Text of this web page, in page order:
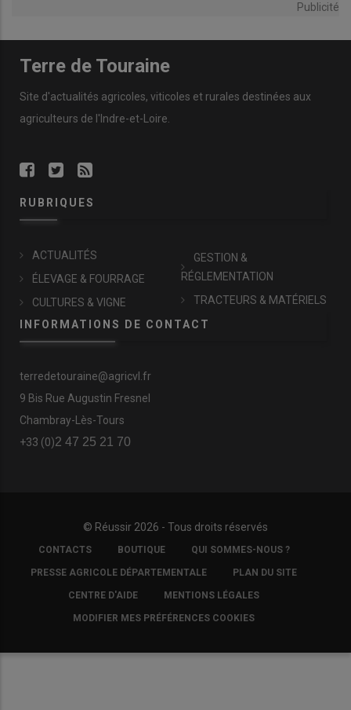
Publicité
Terre de Touraine
Site d'actualités agricoles, viticoles et rurales destinées aux
agriculteurs de l'Indre-et-Loire.
RUBRIQUES
ACTUALITÉS
ÉLEVAGE & FOURRAGE
CULTURES & VIGNE
GESTION &
RÉGLEMENTATION
TRACTEURS & MATÉRIELS
INFORMATIONS DE CONTACT
terredetouraine@agricvl.fr
9 Bis Rue Augustin Fresnel
Chambray-Lès-Tours
+33 (0)2 47 25 21 70
© Réussir 2026 - Tous droits réservés
FOOTER
COPYRIGHT
CONTACTS BOUTIQUE QUI SOMMES-NOUS ?
PRESSE AGRICOLE DÉPARTEMENTALE PLAN DU SITE
CENTRE D'AIDE MENTIONS LÉGALES
MODIFIER MES PRÉFÉRENCES COOKIES